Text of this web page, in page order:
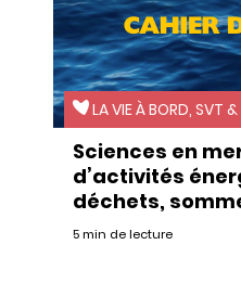
LA VIE À BORD, SVT
Sciences en
d’activités
déchets,
5 min de lecture